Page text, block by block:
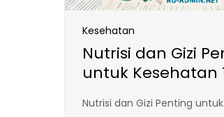
Kesehatan
Nutrisi dan Gizi
untuk Kesehatan
Nutrisi dan Gizi Penting